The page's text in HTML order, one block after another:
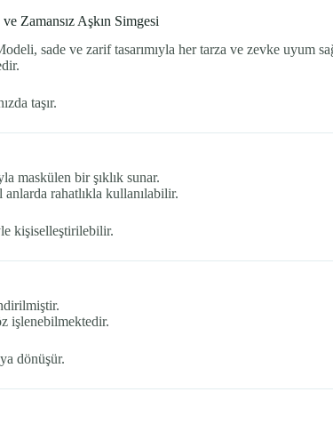
Zamansız Aşkın Simgesi
sade ve zarif tasarımıyla her tarza ve zevke uyum
taşır.
maskülen bir şıklık sunar.
anlarda rahatlıkla kullanılabilir.
kişiselleştirilebilir.
işlenebilmektedir.
dönüşür.